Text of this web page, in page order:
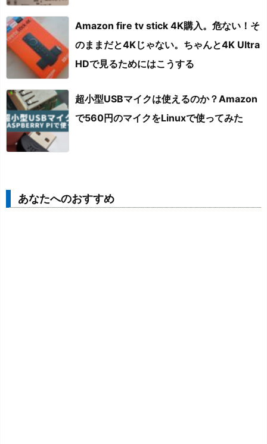
Amazon fire tv stick 4K購入。危ない！そ
のままだと4Kじゃない。ちゃんと4K Ultra
HDで見るためにはこうする
超小型USBマイクは使えるのか？Amazon
で560円のマイクをLinuxで使ってみた
あなたへのおすすめ